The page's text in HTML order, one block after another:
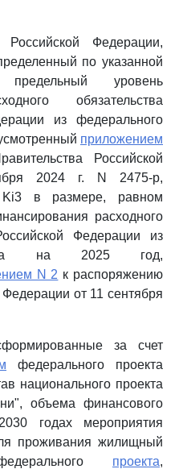
Федерации,
по указанной
уровень
обязательства
из федерального
приложением
Российской
2024 г. N 2475-р,
Ki3 в размере, равном
расходного
Федерации из
на 2025 год,
N 2 к распоряжению
от 11 сентября
за счет
федерального проекта
национального проекта
объема финансового
годах мероприятия
проживания жилищный
проекта,